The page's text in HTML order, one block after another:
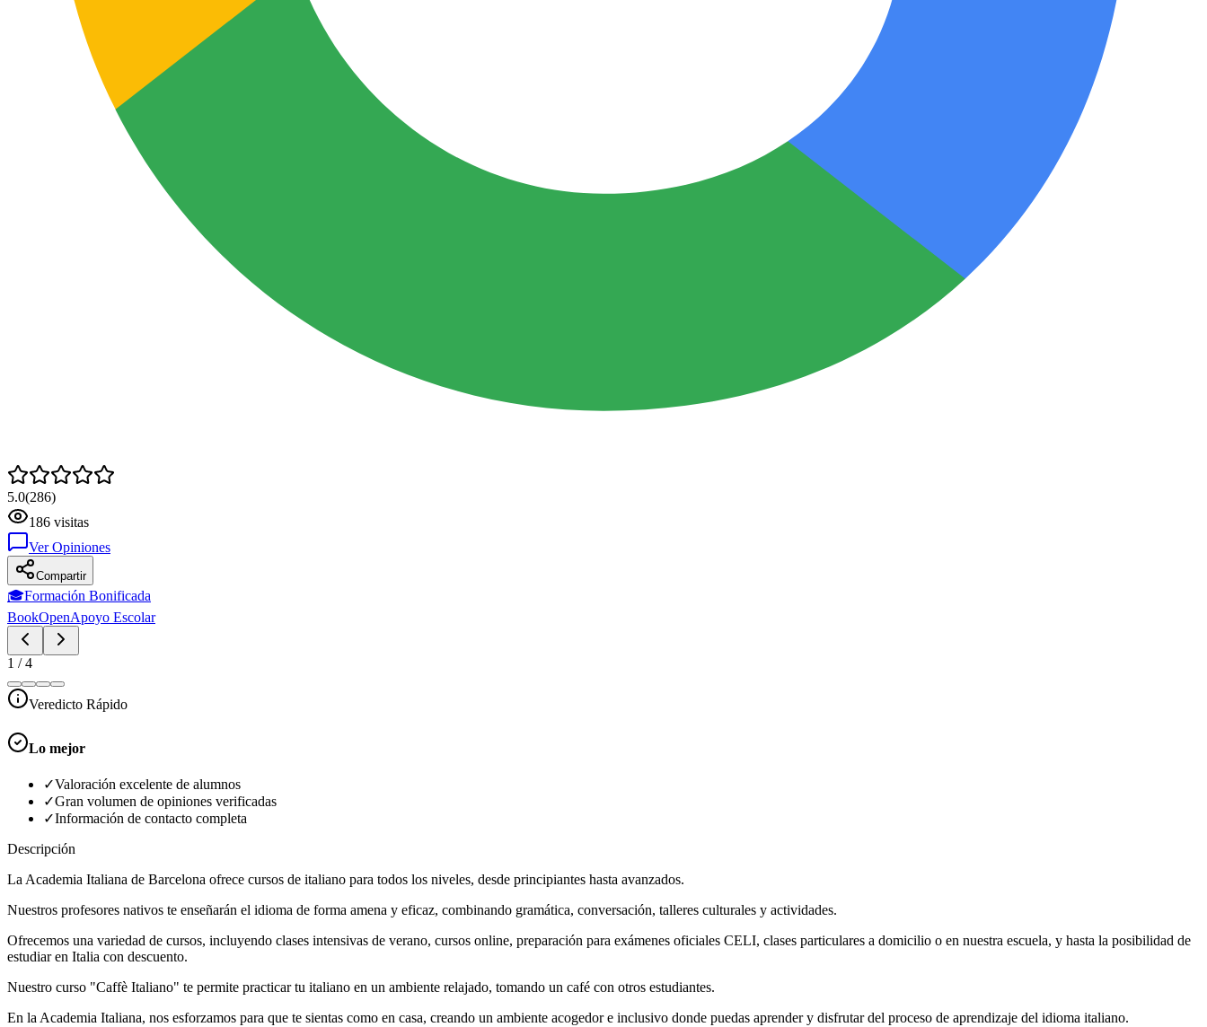
5.0(286)
186 visitas
Ver Opiniones
Compartir
🎓Formación Bonificada
BookOpenApoyo Escolar
1 /4
Veredicto Rápido
Lo mejor
✓Valoración excelente de alumnos
✓Gran volumen de opiniones verificadas
✓Información de contacto completa
Descripción
La Academia Italiana de Barcelona ofrece cursos de italiano para todos los niveles, desde principiantes hasta avanzados.
Nuestros profesores nativos te enseñarán el idioma de forma amena y eficaz, combinando gramática, conversación, talleres culturales y actividades.
Ofrecemos una variedad de cursos, incluyendo clases intensivas de verano, cursos online, preparación para exámenes oficiales CELI, clases particulares a domicilio o en nuestra escuela, y hasta la posibilidad de
estudiar en Italia con descuento.
Nuestro curso "Caffè Italiano" te permite practicar tu italiano en un ambiente relajado, tomando un café con otros estudiantes.
En la Academia Italiana, nos esforzamos para que te sientas como en casa, creando un ambiente acogedor e inclusivo donde puedas aprender y disfrutar del proceso de aprendizaje del idioma italiano.